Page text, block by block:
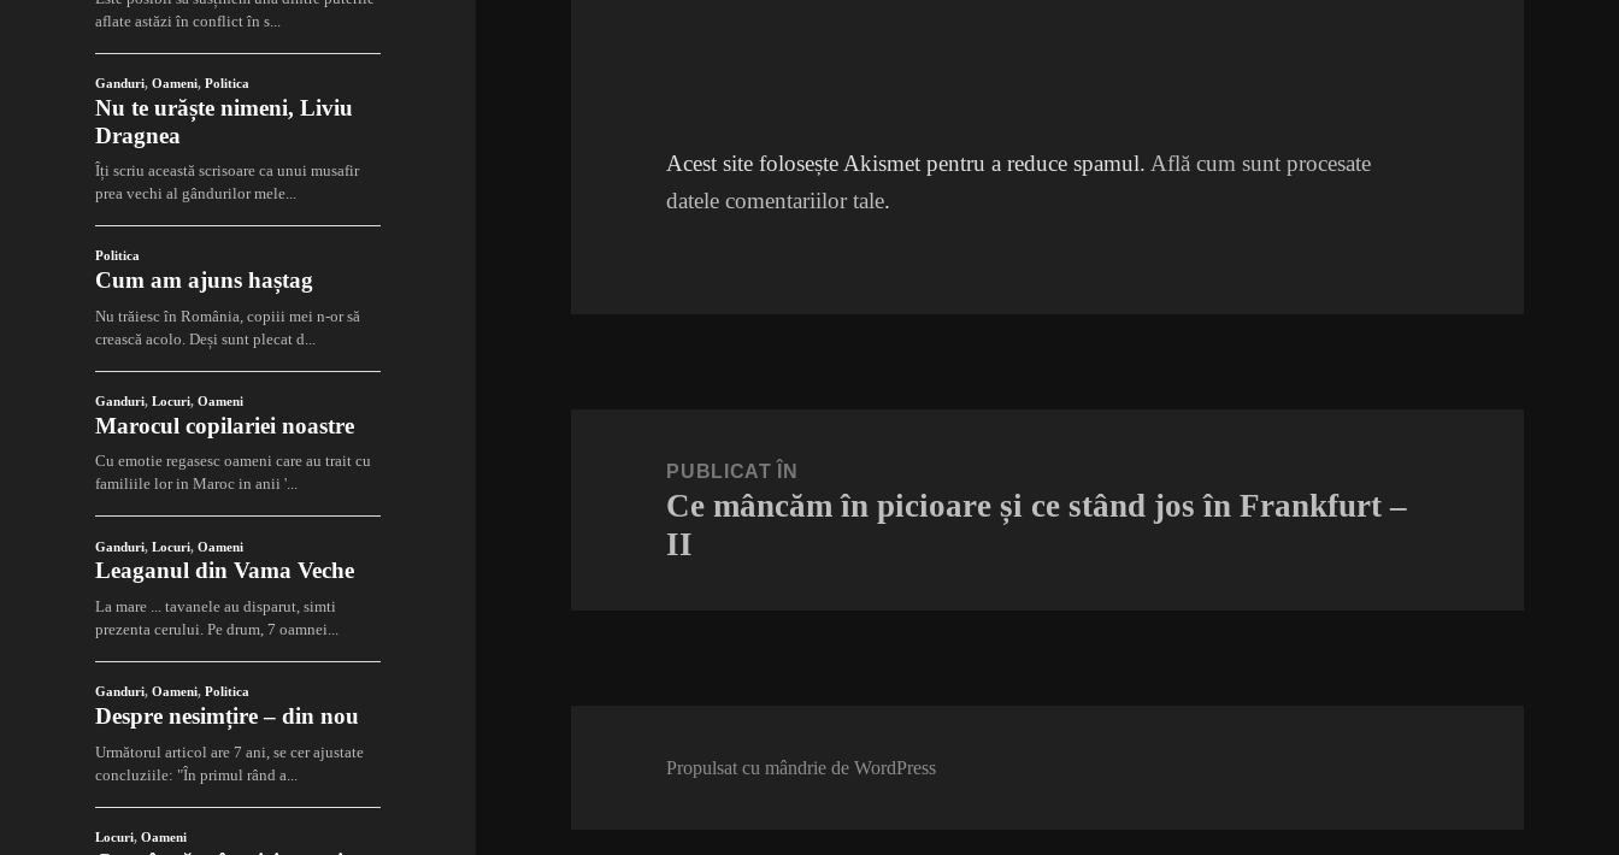
Acest site folosește Akismet pentru a reduce spamul.Află cum sunt procesate
datele comentariilor tale.
PUBLICAT ÎN
Ce mâncăm în picioare și ce stând jos în Frankfurt –
II
Propulsat cu mândrie de WordPress